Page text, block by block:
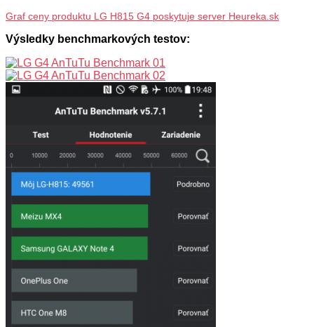
Graf ceny produktu LG H815 G4 poskytuje server Heureka.sk
Výsledky benchmarkových testov: